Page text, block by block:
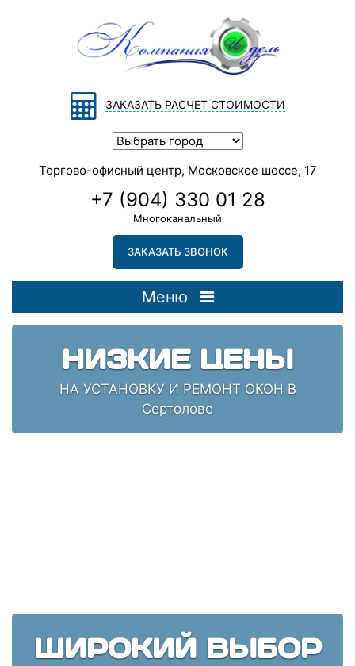
ЗАКАЗАТЬ РАСЧЕТ СТОИМОСТИ
Торгово-офисный центр, Московское шоссе, 17
+7 (904) 330 01 28
Многоканальный
ЗАКАЗАТЬ ЗВОНОК
Меню
НИЗКИЕ ЦЕНЫ
НА УСТАНОВКУ И РЕМОНТ ОКОН В
Сертолово
ШИРОКИЙ ВЫБОР